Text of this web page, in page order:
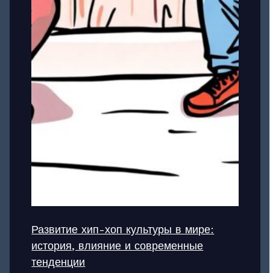
Развитие хип-хоп культуры в мире:
история, влияние и современные
тенденции